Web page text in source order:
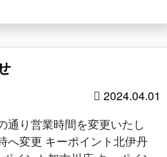
2024.04.01
通り営業時間を変更いたし
へ変更 キーポイント北伊丹